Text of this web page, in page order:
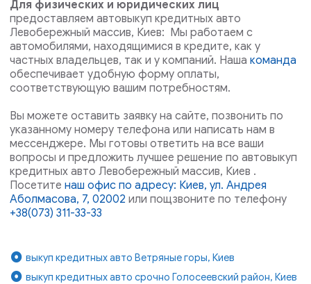
Для физических и юридических лиц
предоставляем автовыкуп кредитных авто
Левобережный массив, Киев: Мы работаем с
автомобилями, находящимися в кредите, как у
частных владельцев, так и у компаний. Нашакоманда
обеспечивает удобную форму оплаты,
соответствующую вашим потребностям.
Вы можете оставить заявку на сайте, позвонить по
указанному номеру телефона или написать нам в
мессенджере. Мы готовы ответить на все ваши
вопросы и предложить лучшее решение по автовыкуп
кредитных авто Левобережный массив, Киев .
Посетитенаш офис по адресу: Киев, ул. Андрея
Аболмасова, 7, 02002 или пощзвоните по телефону
+38(073) 311-33-33
выкуп кредитных авто Ветряные горы, Киев
выкуп кредитных авто срочно Голосеевский район, Киев